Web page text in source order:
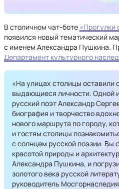
В столичном чат-боте «Прогулки
появился новый тематический
с именем Александра Пушкина.
Департамент культурного
«На улицах столицы оставили
выдающиеся личности. Одной
русский поэт Александр
биография и творчество
нового маршрута по городу,
и гостям столицы
с солнцем русской поэзии. Вы
красотой природы и
Александра Пушкина, и
золотого века русской
руководитель Мосгорнаследия